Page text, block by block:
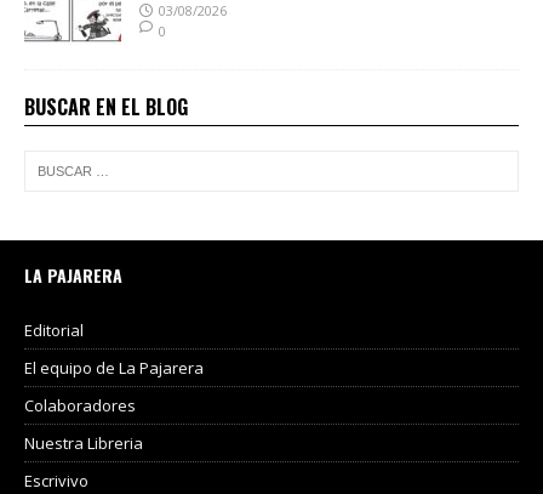
03/08/2026
0
BUSCAR EN EL BLOG
LA PAJARERA
Editorial
El equipo de La Pajarera
Colaboradores
Nuestra Libreria
Escrivivo